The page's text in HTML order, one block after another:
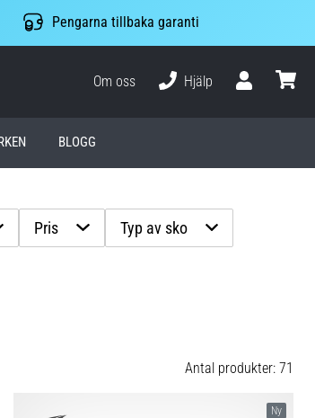
Pengarna tillbaka garanti
Om oss
Hjälp
BLOGG
Pris Typ av sko
Antal produkter: 71
Ny